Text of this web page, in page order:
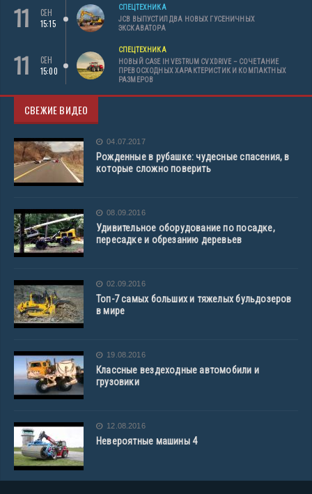
11
СЕН
15:15
СПЕЦТЕХНИКА
JCB ВЫПУСТИЛ ДВА НОВЫХ ГУСЕНИЧНЫХ
ЭКСКАВАТОРА
11
СЕН
15:00
СПЕЦТЕХНИКА
НОВЫЙ CASE IH VESTRUM CVXDRIVE – СОЧЕТАНИЕ
ПРЕВОСХОДНЫХ ХАРАКТЕРИСТИК И КОМПАКТНЫХ
РАЗМЕРОВ
СВЕЖИЕ ВИДЕО
04.07.2017
Рожденные в рубашке: чудесные спасения, в
которые сложно поверить
08.09.2016
Удивительное оборудование по посадке,
пересадке и обрезанию деревьев
02.09.2016
Топ-7 самых больших и тяжелых бульдозеров
в мире
19.08.2016
Классные вездеходные автомобили и
грузовики
12.08.2016
Невероятные машины 4